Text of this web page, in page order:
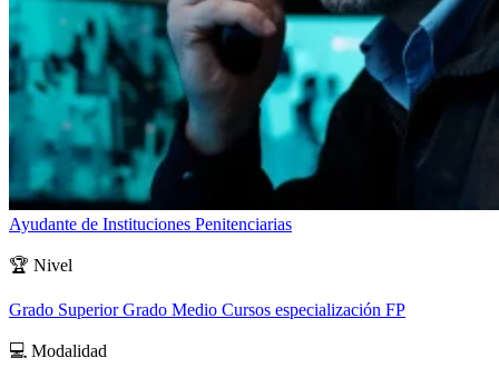
Ayudante de Instituciones Penitenciarias
🏆 Nivel
Grado SuperiorGrado Medio Cursos especialización FP
💻 Modalidad